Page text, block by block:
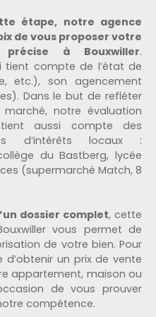
étape, notre agence
de vous proposer votre
précise à Bouxwiller.
tient compte de l’état de
etc.), son agencement
Dans le but de refléter
notre évaluation
aussi compte des
d’intérêts locaux :
du Bastberg, lycée
(supermarché Match, 8
dossier complet, cette
vous permet de
de votre bien. Pour
d’obtenir un prix de vente
appartement, maison ou
de vous prouver
compétence.